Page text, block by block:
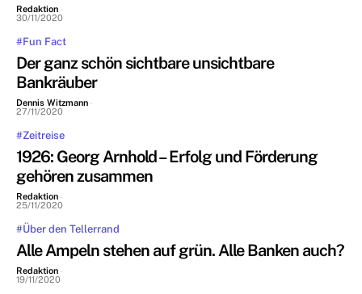
Redaktion -
30/11/2020
#Fun Fact
Der ganz schön sichtbare unsichtbare
Bankräuber
Dennis Witzmann -
27/11/2020
#Zeitreise
1926: Georg Arnhold – Erfolg und Förderung
gehören zusammen
Redaktion -
25/11/2020
#Über den Tellerrand
Alle Ampeln stehen auf grün. Alle Banken auch?
Redaktion -
19/11/2020